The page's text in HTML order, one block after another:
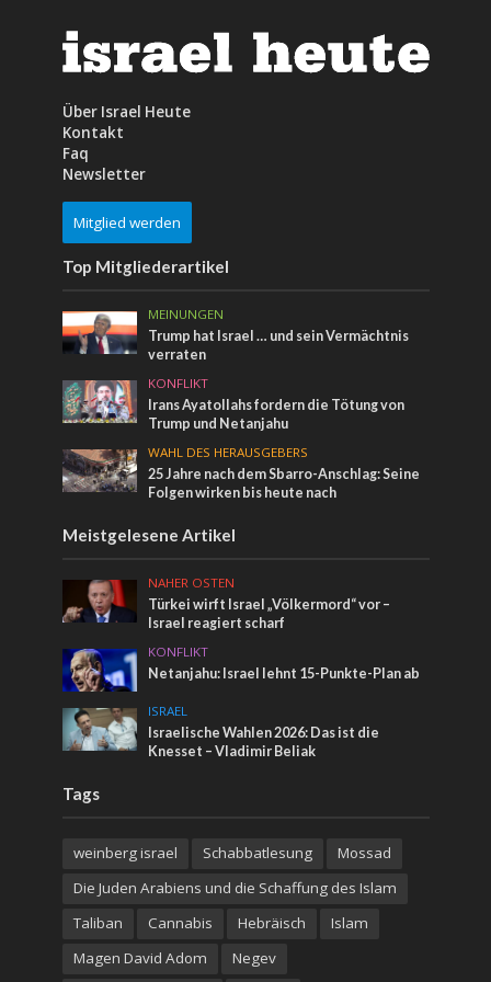
Über Israel Heute
Kontakt
Faq
Newsletter
Mitglied werden
Top Mitgliederartikel
MEINUNGEN
Trump hat Israel … und sein Vermächtnis
verraten
KONFLIKT
Irans Ayatollahs fordern die Tötung von
Trump und Netanjahu
WAHL DES HERAUSGEBERS
25 Jahre nach dem Sbarro-Anschlag: Seine
Folgen wirken bis heute nach
Meistgelesene Artikel
NAHER OSTEN
Türkei wirft Israel „Völkermord“ vor –
Israel reagiert scharf
KONFLIKT
Netanjahu: Israel lehnt 15-Punkte-Plan ab
ISRAEL
Israelische Wahlen 2026: Das ist die
Knesset – Vladimir Beliak
Tags
weinberg israel Schabbatlesung
Mossad
Die Juden Arabiens und die Schaffung des Islam
Taliban
Cannabis Hebräisch
Islam
Magen David Adom
Negev